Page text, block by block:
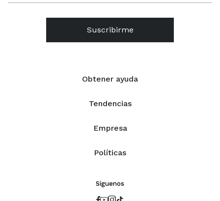
Obtener ayuda
Tendencias
Empresa
Políticas
Suscribirme
Síguenos
